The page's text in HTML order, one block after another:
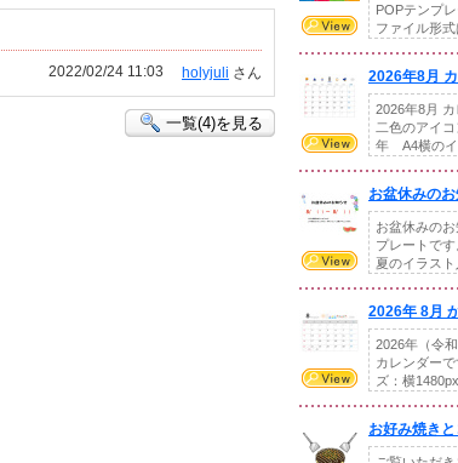
holyjuli さん
2022/02/24 11:03
一覧(4)を見る
POPテンプレ
ファイル形
2026年8月
2026年8月
二色のアイ
年 A4横のイ
お盆休みの
お盆休みの
プレートで
夏のイラスト
2026年 8月
2026年（令
カレンダーで
ズ：横
お好み焼き